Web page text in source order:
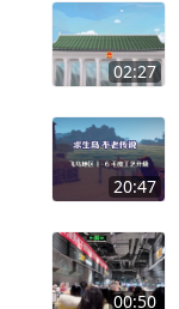
02:27
20:47
00:50